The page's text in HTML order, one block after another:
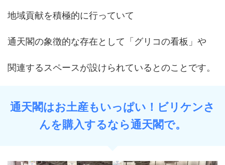
地域貢献を積極的に行っていて
通天閣の象徴的な存在として「グリコの看板」や
関連するスペースが設けられているとのことです。
通天閣はお土産もいっぱい！ビリケンさ
んを購入するなら通天閣で。